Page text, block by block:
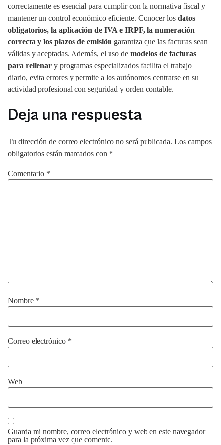
correctamente es esencial para cumplir con la normativa fiscal y
mantener un control económico eficiente. Conocer los datos
obligatorios, la aplicación de IVA e IRPF, la numeración
correcta y los plazos de emisión garantiza que las facturas sean
válidas y aceptadas. Además, el uso de modelos de facturas
para rellenar y programas especializados facilita el trabajo
diario, evita errores y permite a los autónomos centrarse en su
actividad profesional con seguridad y orden contable.
Deja una respuesta
Tu dirección de correo electrónico no será publicada. Los campos
obligatorios están marcados con *
Comentario *
Nombre *
Correo electrónico *
Web
Guarda mi nombre, correo electrónico y web en este navegador
para la próxima vez que comente.